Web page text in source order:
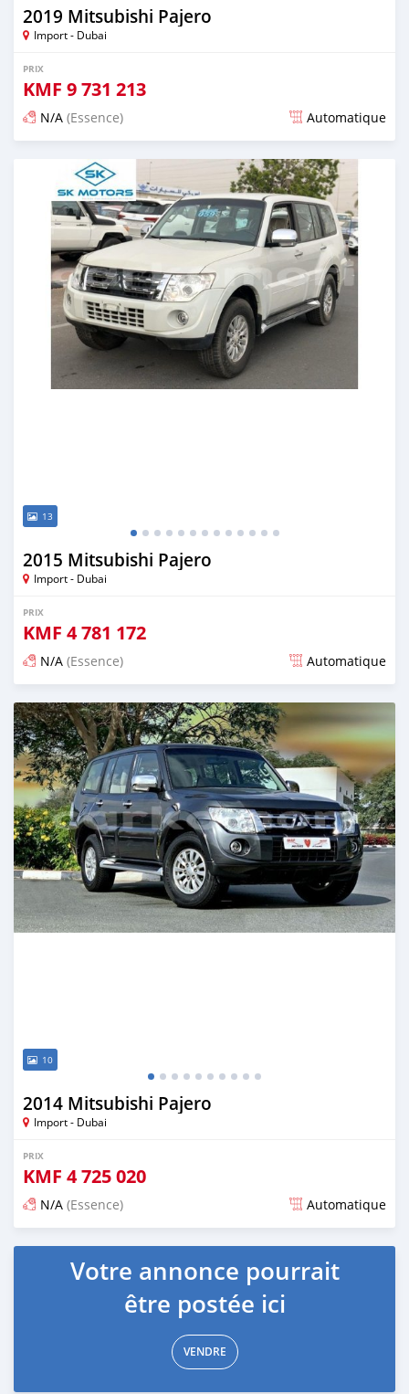
2019 Mitsubishi Pajero
Import - Dubai
PRIX
KMF 9 731 213
N/A (Essence) Automatique
Publié il y a presque 6 ans
13
2015 Mitsubishi Pajero
Import - Dubai
PRIX
KMF 4 781 172
N/A (Essence) Automatique
Publié il y a presque 6 ans
10
2014 Mitsubishi Pajero
Import - Dubai
PRIX
KMF 4 725 020
N/A (Essence) Automatique
Publié il y a presque 6 ans
Votre annonce pourrait
être postée ici
VENDRE